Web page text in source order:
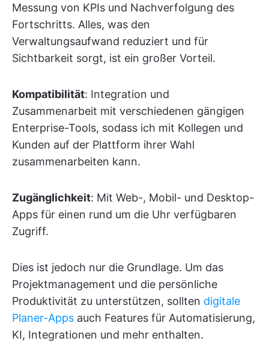
Messung von KPIs und Nachverfolgung des
Fortschritts. Alles, was den
Verwaltungsaufwand reduziert und für
Sichtbarkeit sorgt, ist ein großer Vorteil.
Kompatibilität: Integration und
Zusammenarbeit mit verschiedenen gängigen
Enterprise-Tools, sodass ich mit Kollegen und
Kunden auf der Plattform ihrer Wahl
zusammenarbeiten kann.
Zugänglichkeit: Mit Web-, Mobil- und Desktop-
Apps für einen rund um die Uhr verfügbaren
Zugriff.
Dies ist jedoch nur die Grundlage. Um das
Projektmanagement und die persönliche
Produktivität zu unterstützen, sollten digitale
Planer-Apps auch Features für Automatisierung,
KI, Integrationen und mehr enthalten.